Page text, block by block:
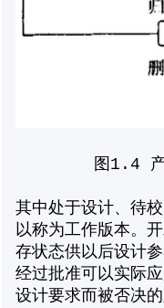
图1.4 产
其中处于设计、待
以称为工作版本。
存状态供以后设计
经过批准可以实际
设计要求而被否决